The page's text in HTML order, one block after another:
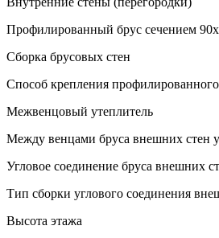
Профилированный брус сечением
Сборка брусовых стен
Способ крепления
Межвенцовый утеплитель
Между венцами бруса внешних стен
Угловое соединение бруса внешних
Тип сборки углового соединения
Высота этажа